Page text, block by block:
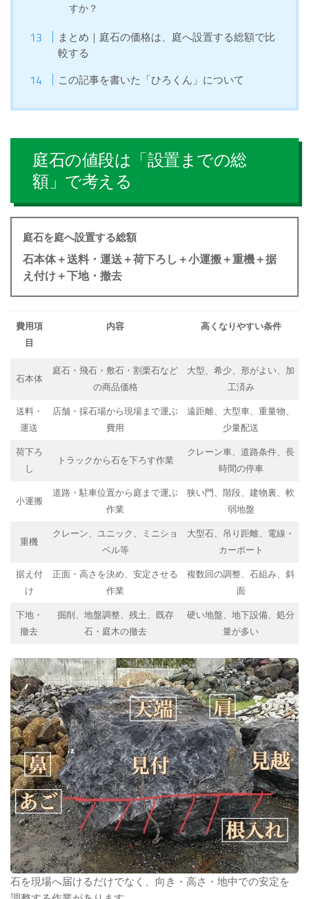
すか？
まとめ｜庭石の価格は、庭へ設置する総額で比
較する
この記事を書いた「ひろくん」について
庭石の値段は「設置までの総
額」で考える
庭石を庭へ設置する総額
石本体＋送料・運送＋荷下ろし＋小運搬＋重機＋据
え付け＋下地・撤去
費用項
目
内容 高くなりやすい条件
石本体
庭石・飛石・敷石・割栗石など
の商品価格
大型、希少、形がよい、加
工済み
送料・
運送
店舗・採石場から現場まで運ぶ
費用
遠距離、大型車、重量物、
少量配送
荷下ろ
し
トラックから石を下ろす作業
クレーン車、道路条件、長
時間の停車
小運搬
道路・駐車位置から庭まで運ぶ
作業
狭い門、階段、建物裏、軟
弱地盤
重機
クレーン、ユニック、ミニショ
ベル等
大型石、吊り距離、電線・
カーポート
据え付
け
正面・高さを決め、安定させる
作業
複数回の調整、石組み、斜
面
下地・
撤去
掘削、地盤調整、残土、既存
石・庭木の撤去
硬い地盤、地下設備、処分
量が多い
石を現場へ届けるだけでなく、向き・高さ・地中での安定を